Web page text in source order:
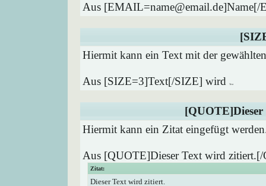
Aus
Hiermit kann ein Text mit der
Aus [SIZE=3]Text[/SIZE] wird Text
Hiermit kann ein Zitat eingefügt
Aus [QUOTE]Dieser Text wird
Zitat:
Dieser Text wird zitiert.